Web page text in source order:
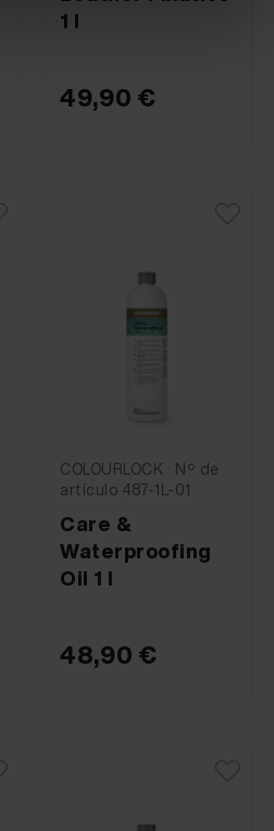
1 l
49,90 €
COLOURLOCK · Nº de
artículo 487-1L-01
Care &
Waterproofing
Oil 1 l
48,90 €